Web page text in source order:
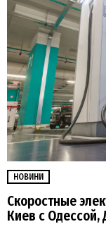
НОВИНИ
Скоростные
Киев с Одессой,